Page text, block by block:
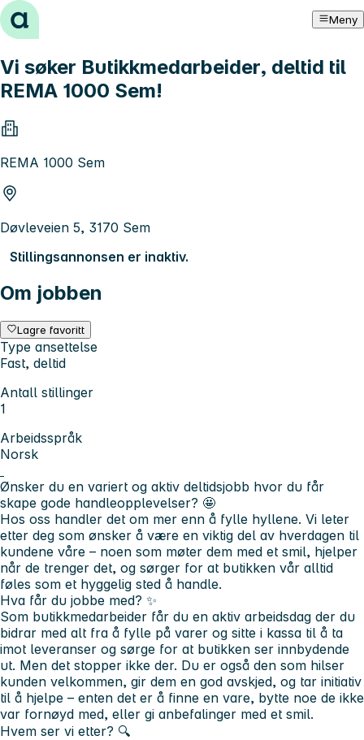
Hopp til innhold Meny
Vi søker Butikkmedarbeider, deltid til
REMA 1000 Sem!
REMA 1000 Sem
Døvleveien 5, 3170 Sem
Stillingsannonsen er inaktiv.
Om jobben
Lagre favoritt
Type ansettelse
Fast, deltid
Antall stillinger
1
Arbeidsspråk
Norsk
Ønsker du en variert og aktiv deltidsjobb hvor du får
skape gode handleopplevelser? 🤩
Hos oss handler det om mer enn å fylle hyllene. Vi leter
etter deg som ønsker å være en viktig del av hverdagen til
kundene våre – noen som møter dem med et smil, hjelper
når de trenger det, og sørger for at butikken vår alltid
føles som et hyggelig sted å handle.
Hva får du jobbe med? ✨
Som butikkmedarbeider får du en aktiv arbeidsdag der du
bidrar med alt fra å fylle på varer og sitte i kassa til å ta
imot leveranser og sørge for at butikken ser innbydende
ut. Men det stopper ikke der. Du er også den som hilser
kunden velkommen, gir dem en god avskjed, og tar initiativ
til å hjelpe – enten det er å finne en vare, bytte noe de ikke
var fornøyd med, eller gi anbefalinger med et smil.
Hvem ser vi etter? 🔍